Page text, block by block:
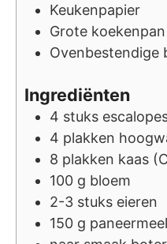
Keukenpapier
Grote koekenpan
Ovenbestendige
Ingrediënten
4 stuks
4 plakken
8 plakken kaas
100 g bloem
2-3 stuks eieren
150 g